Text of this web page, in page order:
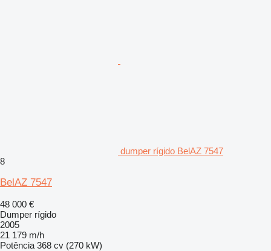
dumper rígido BelAZ 7547
8
BelAZ 7547
48 000 €
Dumper rígido
2005
21 179 m/h
Potência 368 cv (270 kW)